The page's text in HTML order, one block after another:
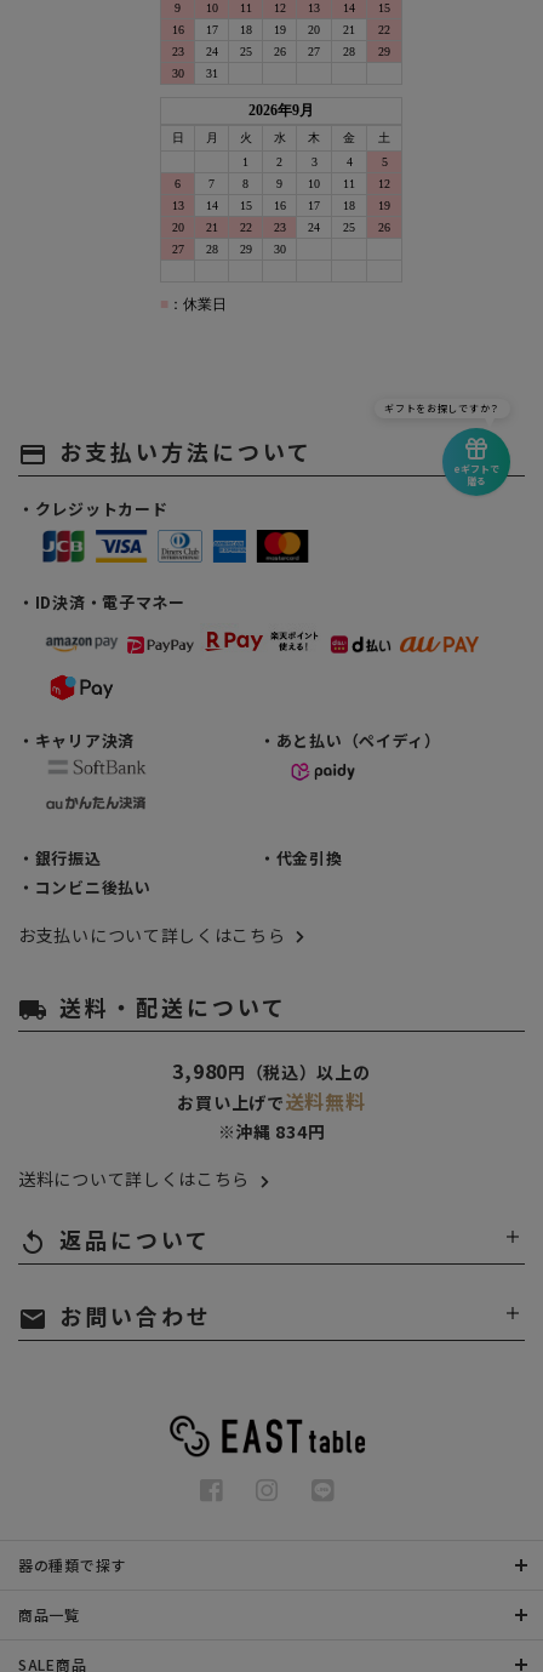
payment お支払い方法について
・クレジットカード
・ID決済・電子マネー
・キャリア決済 ・あと払い（ペイディ）
・銀行振込
・代金引換
・コンビニ後払い
お支払いについて詳しくはこちら
local_shipping 送料・配送について
3,980円（税込）以上の
お買い上げで送料無料
※沖縄 834円
送料について詳しくはこちら
replay 返品について
mail お問い合わせ
器の種類で探す
商品一覧
SALE商品
eギフトで
贈る
ギフトをお探しですか？